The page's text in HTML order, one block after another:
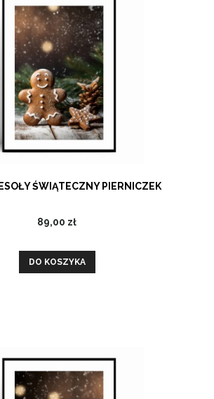
ŚWIĄTECZNY PIERNICZEK
89,00 zł
DO KOSZYKA